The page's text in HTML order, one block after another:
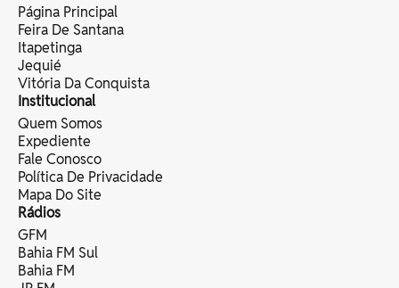
Página Principal
Feira De Santana
Itapetinga
Jequié
Vitória Da Conquista
Institucional
Quem Somos
Expediente
Fale Conosco
Política De Privacidade
Mapa Do Site
Rádios
GFM
Bahia FM Sul
Bahia FM